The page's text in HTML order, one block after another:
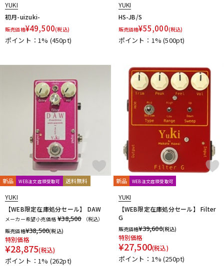
YUKI
初月-uizuki-
販売価格¥49,500(税込)
ポイント：1% (450pt)
YUKI
HS-JB/S
販売価格¥55,000(税込)
ポイント：1%(500pt)
新品 WEB注文店頭受取可 送料無料
YUKI
【WEB限定在庫処分セール】 DAW
メーカー希望小売価格 ¥38,500
（税込）
販売価格¥38,500(税込)
特別価格
¥28,875(税込)
ポイント：1% (262pt)
新品 WEB注文店頭受取可
YUKI
【WEB限定在庫処分セール】 Filter
G
販売価格¥39,600(税込)
特別価格
¥27,500(税込)
ポイント：1%(250pt)